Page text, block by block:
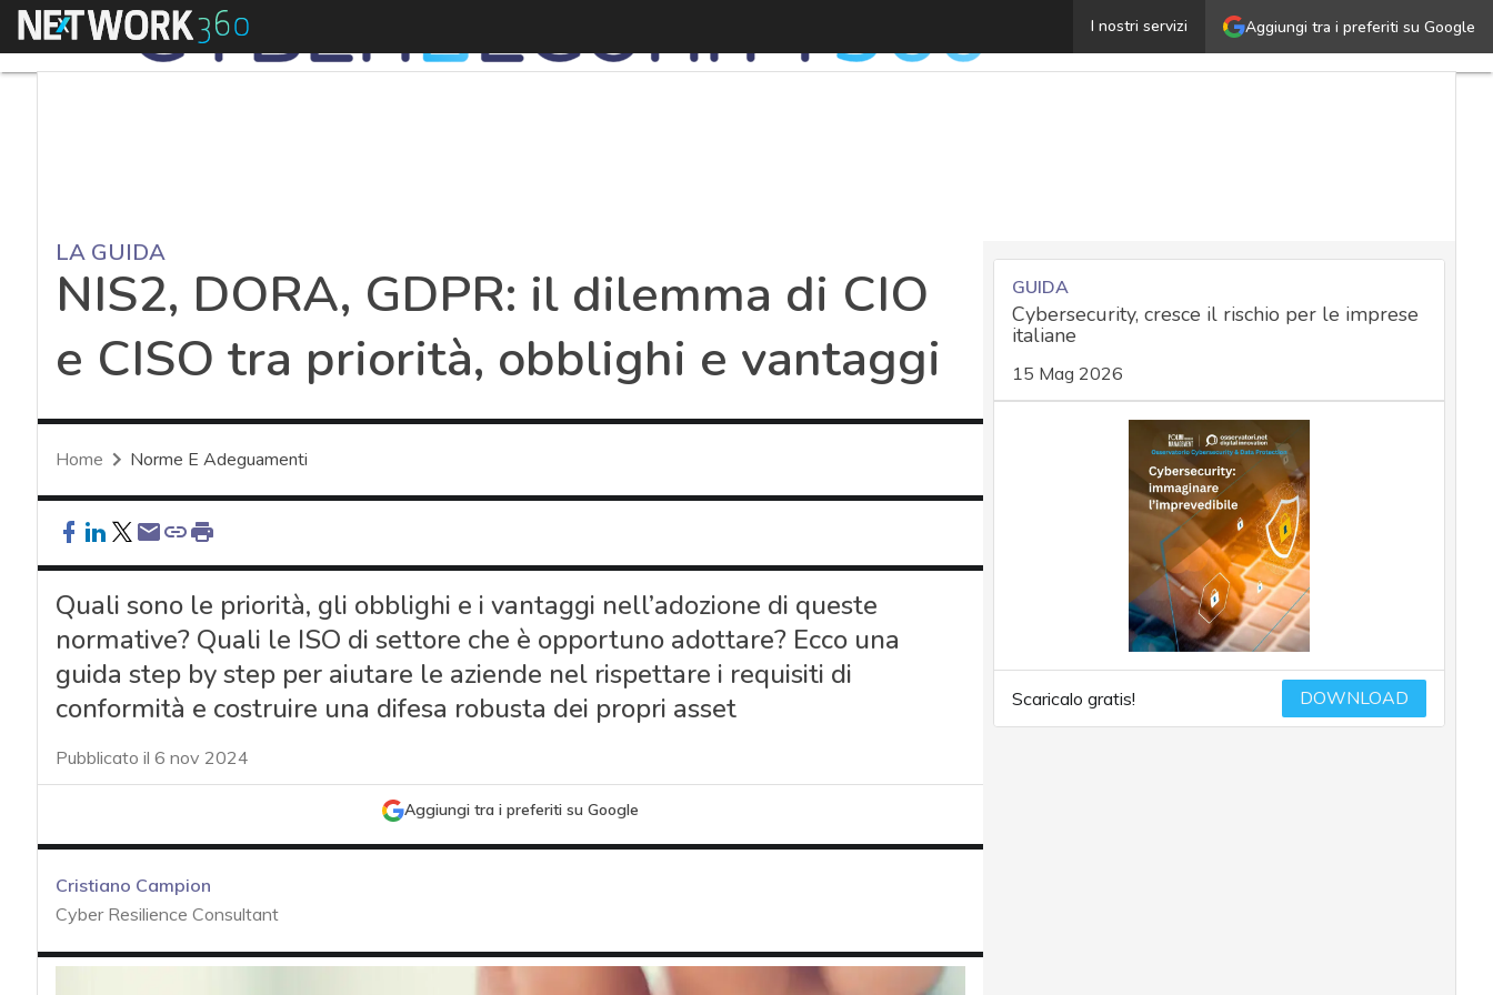
Aggiungi tra i preferiti su Google
I nostri servizi
Menu NIS2, DORA, GDPR: il dilemma di CIO e CISO tra
LA GUIDA
NIS2, DORA, GDPR: il dilemma di CIO
e CISO tra priorità, obblighi e vantaggi
Home Norme E Adeguamenti
Quali sono le priorità, gli obblighi e i vantaggi nell’adozione di queste
normative? Quali le ISO di settore che è opportuno adottare? Ecco una
guida step by step per aiutare le aziende nel rispettare i requisiti di
conformità e costruire una difesa robusta dei propri asset
Pubblicato il 6 nov 2024
Aggiungi tra i preferiti su Google
Cristiano Campion
Cyber Resilience Consultant
GUIDA
Cybersecurity, cresce il rischio per le imprese
italiane
15 Mag 2026
Scaricalo gratis! DOWNLOAD